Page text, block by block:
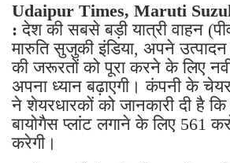
Udaipur Times, Maruti
:देश की सबसे बड़ी यात्री वाहन
मारुति सुजुकी इंडिया, अपने
की जरूरतों को पूरा करने के लिए
अपना ध्यान बढ़ाएगी। कंपनी के
ने शेयरधारकों को जानकारी दी है
बायोगैस प्लांट लगाने के लिए 561
करेगी।